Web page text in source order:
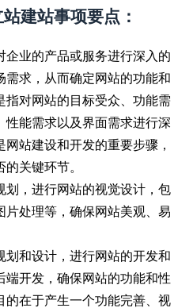
建站事项要点：
企业的产品或服务进行深入的
需求，从而确定网站的功能和
指对网站的目标受众、功能需
性能需求以及界面需求进行深
站建设和开发的重要步骤，
关键环节。
划，进行网站的视觉设计，包
片处理等，确保网站美观、易
划和设计，进行网站的开发和
端开发，确保网站的功能和性
的在于产生一个功能完善、视